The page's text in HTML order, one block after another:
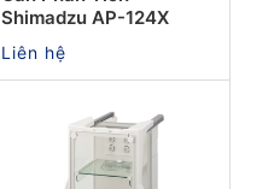
Shimadzu AP-124X
Liên hệ